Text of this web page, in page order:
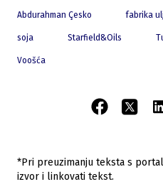
Abdurahman Çesko fabrika
soja Starfield&Oils
Voošća
*Pri preuzimanju teksta s
izvor i linkovati tekst.